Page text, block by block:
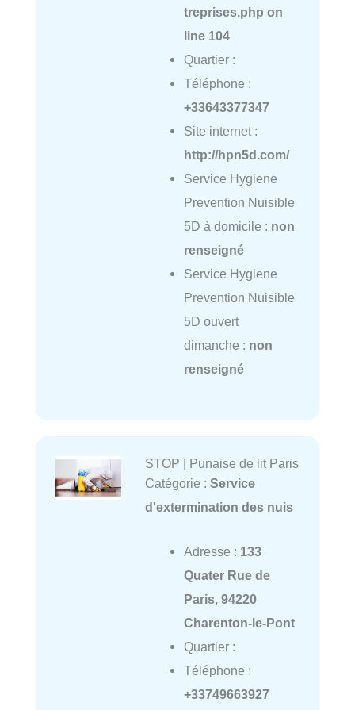
treprises.php on
line 104
Quartier :
Téléphone :
+33643377347
Site internet :
http://hpn5d.com/
Service Hygiene
Prevention Nuisible
5D à domicile : non
renseigné
Service Hygiene
Prevention Nuisible
5D ouvert
dimanche : non
renseigné
STOP | Punaise de lit Paris
Catégorie : Service
d'extermination des nuis
Adresse : 133
Quater Rue de
Paris, 94220
Charenton-le-Pont
Quartier :
Téléphone :
+33749663927